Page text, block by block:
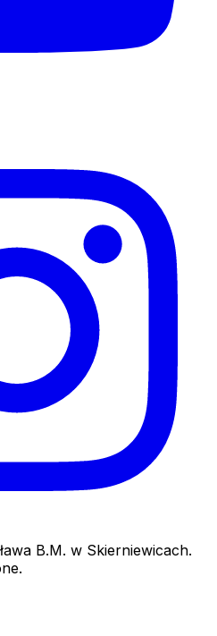
B.M. w Skierniewicach.